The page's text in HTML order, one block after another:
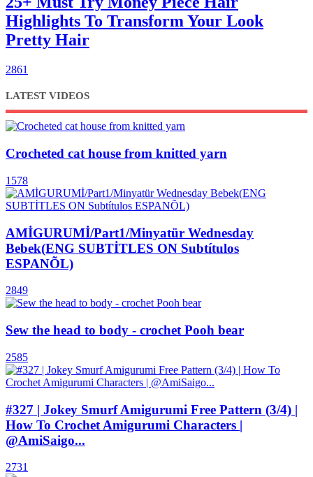
Highlights To Transform Your Look
Pretty Hair
2861
LATEST VIDEOS
Crocheted cat house from knitted yarn
1578
AMİGURUMİ/Part1/Minyatür Wednesday
Bebek(ENG SUBTİTLES ON Subtítulos
ESPANÕL)
2849
Sew the head to body - crochet Pooh bear
2585
#327 | Jokey Smurf Amigurumi Free Pattern (3/4) |
How To Crochet Amigurumi Characters |
@AmiSaigo...
2731